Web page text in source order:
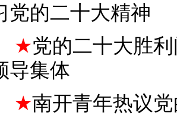
党的二十大精神
党的二十大胜
导集体
南开青年热议